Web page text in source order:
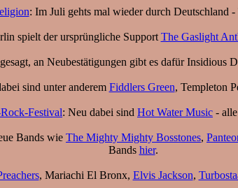
: Im Juli gehts mal wieder durch Deutschland -
spielt der ursprüngliche Support The Gaslight
an Neubestätigungen gibt es dafür Insidious
sind unter anderem Fiddlers Green, Templeton
Festival: Neu dabei sind Hot Water Music -
Bands wie The Mighty Mighty Bosstones,
Bands hier.
, Mariachi El Bronx, Elvis Jackson,